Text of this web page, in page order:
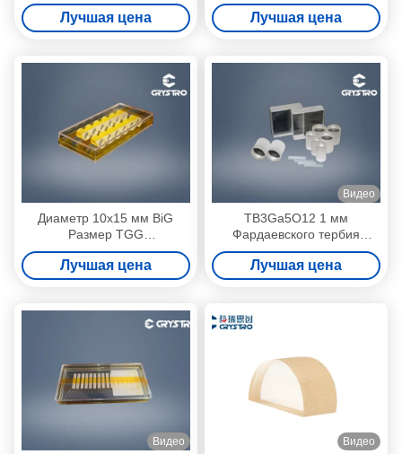
однокристаллическая
пластина
Лучшая цена Лучшая цена
Диаметр 10x15 мм BiG
Размер TGG
Однокристаллическая
низкая абсорбция
Лучшая цена
Видео
TB3Ga5O12 1 мм
Фардаевского тербия
галлиевого граната TGG
кристалл
Лучшая цена
Видео Видео